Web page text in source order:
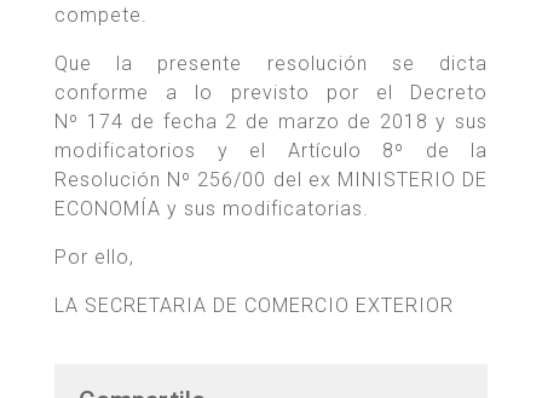
compete.
Que la presente resolución se dicta
conforme a lo previsto por el Decreto
Nº 174 de fecha 2 de marzo de 2018 y sus
modificatorios y el Artículo 8º de la
Resolución Nº 256/00 del ex MINISTERIO DE
ECONOMÍA y sus modificatorias.
Por ello,
LA SECRETARIA DE COMERCIO EXTERIOR